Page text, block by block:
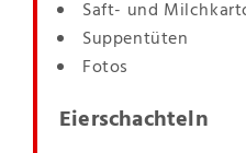
Saft- und
Suppentüten
Fotos
Eierschachteln